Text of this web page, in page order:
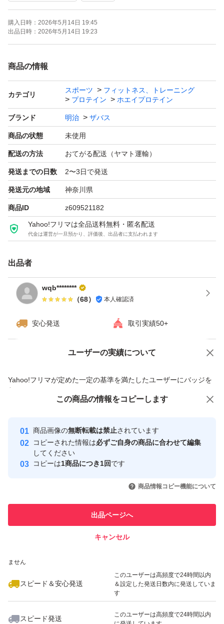
ご覧いただきありがとうございます。
購入日時： 2026年5月14日 19:45
出品日時： 2026年5月14日 19:23
商品の情報
カテゴリ
スポーツ
フィットネス、トレーニング
プロテイン
ホエイプロテイン
ブランド 明治 ザバス
商品の状態 未使用
配送の方法 おてがる配送（ヤマト運輸）
発送までの日数 2〜3日で発送
発送元の地域 神奈川県
商品ID z609521182
Yahoo!フリマは全品送料無料・匿名配送
代金は運営が一旦預かり、評価後、出品者に支払われます
出品者
wqb********
（68） 本人確認済
安心発送 取引実績50+
ユーザーの実績について
Yahoo!フリマが定めた一定の基準を満たしたユーザーにバッジを
付与しています
安心取引出品者
心・安全なユーザーです
取引実績
引を完了させた実績があります
での取引実績があります
ません
スピード＆安心発送
このユーザーは高頻度で24時間以内
＆設定した発送日数内に発送していま
す
スピード発送
このユーザーは高頻度で24時間以内
価格の相談 商品への質問
この商品の情報をコピーします
商品画像の無断転載は禁止されています
コピーされた情報は必ずご自身の商品に合わせて編集
してください
コピーは1商品につき1回です
商品情報コピー機能について
出品ページへ
キャンセル
この商品をみている人にオススメ